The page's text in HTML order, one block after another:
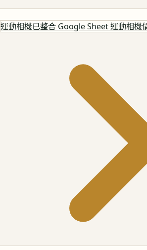
運動相機已整合 Google Sheet 運動相機